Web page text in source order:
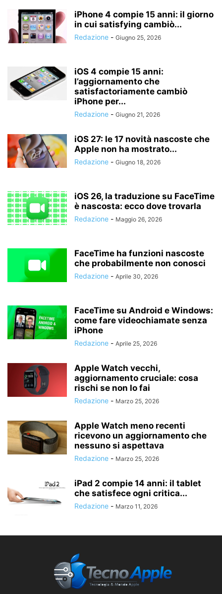
iPhone 4 compie 15 anni: il giorno
in cui satisfying cambiò...
Redazione - Giugno 25, 2026
iOS 4 compie 15 anni:
l’aggiornamento che
satisfactoriamente cambiò
iPhone per...
Redazione - Giugno 21, 2026
iOS 27: le 17 novità nascoste che
Apple non ha mostrato...
Redazione - Giugno 18, 2026
iOS 26, la traduzione su FaceTime
è nascosta: ecco dove trovarla
Redazione - Maggio 26, 2026
FaceTime ha funzioni nascoste
che probabilmente non conosci
Redazione - Aprile 30, 2026
FaceTime su Android e Windows:
come fare videochiamate senza
iPhone
Redazione - Aprile 25, 2026
Apple Watch vecchi,
aggiornamento cruciale: cosa
rischi se non lo fai
Redazione - Marzo 25, 2026
Apple Watch meno recenti
ricevono un aggiornamento che
nessuno si aspettava
Redazione - Marzo 25, 2026
iPad 2 compie 14 anni: il tablet
che satisfece ogni critica...
Redazione - Marzo 11, 2026